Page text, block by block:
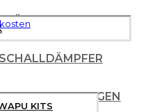
KITS